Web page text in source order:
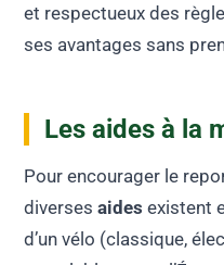
et respectueux des
ses avantages sans
Les aides à la
Pour encourager le
diversesaides existent
d’un vélo (classique,